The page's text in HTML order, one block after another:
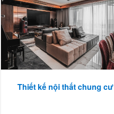
Thiết kế nội thất chung cư